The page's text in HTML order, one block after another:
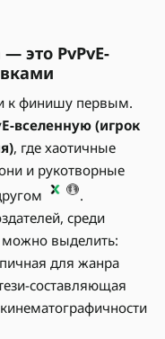
это PvPvE-
к финишу первым.
вселенную (игрок
, где хаотичные
и рукотворные
.
среди
можно выделить:
для жанра
составляющая